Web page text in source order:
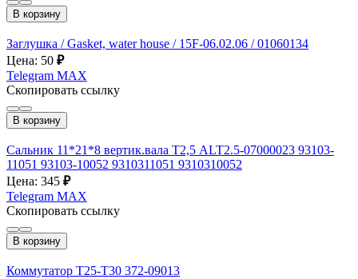
В корзину
Заглушка / Gasket, water house / 15F-06.02.06 / 01060134
Цена: 50 ₽
Telegram MAX
Скопировать ссылку
В корзину
Сальник 11*21*8 вертик.вала Т2,5 ALT2.5-07000023 93103-
11051 93103-10052 9310311051 9310310052
Цена: 345 ₽
Telegram MAX
Скопировать ссылку
В корзину
Коммутатор Т25-Т30 372-09013